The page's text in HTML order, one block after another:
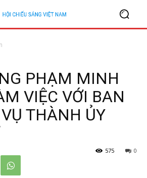
PHẠM MINH
VIỆC VỚI BAN
THÀNH ỦY
0
575